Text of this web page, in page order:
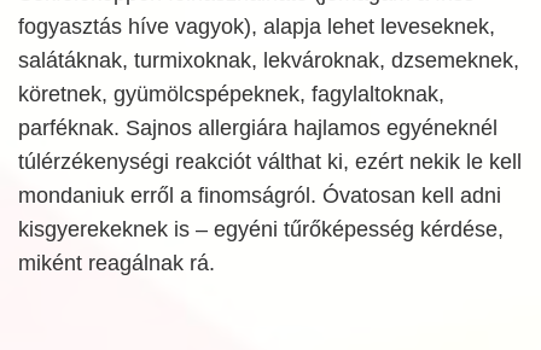
fogyasztás híve vagyok), alapja lehet leveseknek,
salátáknak, turmixoknak, lekvároknak, dzsemeknek,
köretnek, gyümölcspépeknek, fagylaltoknak,
parféknak. Sajnos allergiára hajlamos egyéneknél
túlérzékenységi reakciót válthat ki, ezért nekik le kell
mondaniuk erről a finomságról. Óvatosan kell adni
kisgyerekeknek is – egyéni tűrőképesség kérdése,
miként reagálnak rá.